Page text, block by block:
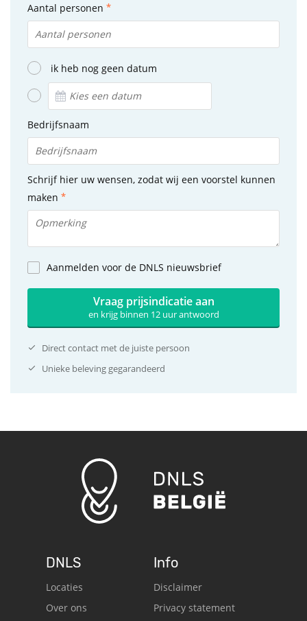
Aantal personen
ik heb nog geen datum
Bedrijfsnaam
Schrijf hier uw wensen, zodat wij een voorstel kunnen
maken
Aanmelden voor de DNLS nieuwsbrief
Vraag prijsindicatie aan
en krijg binnen 12 uur antwoord
Direct contact met de juiste persoon
Unieke beleving gegarandeerd
DNLS
Locaties
Over ons
Info
Disclaimer
Privacy statement